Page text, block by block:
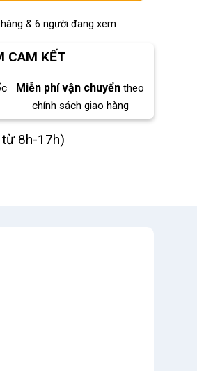
& 6 người đang xem
CAM KẾT
Miễn phí vận chuyển theo
chính sách giao hàng
từ 8h-17h)